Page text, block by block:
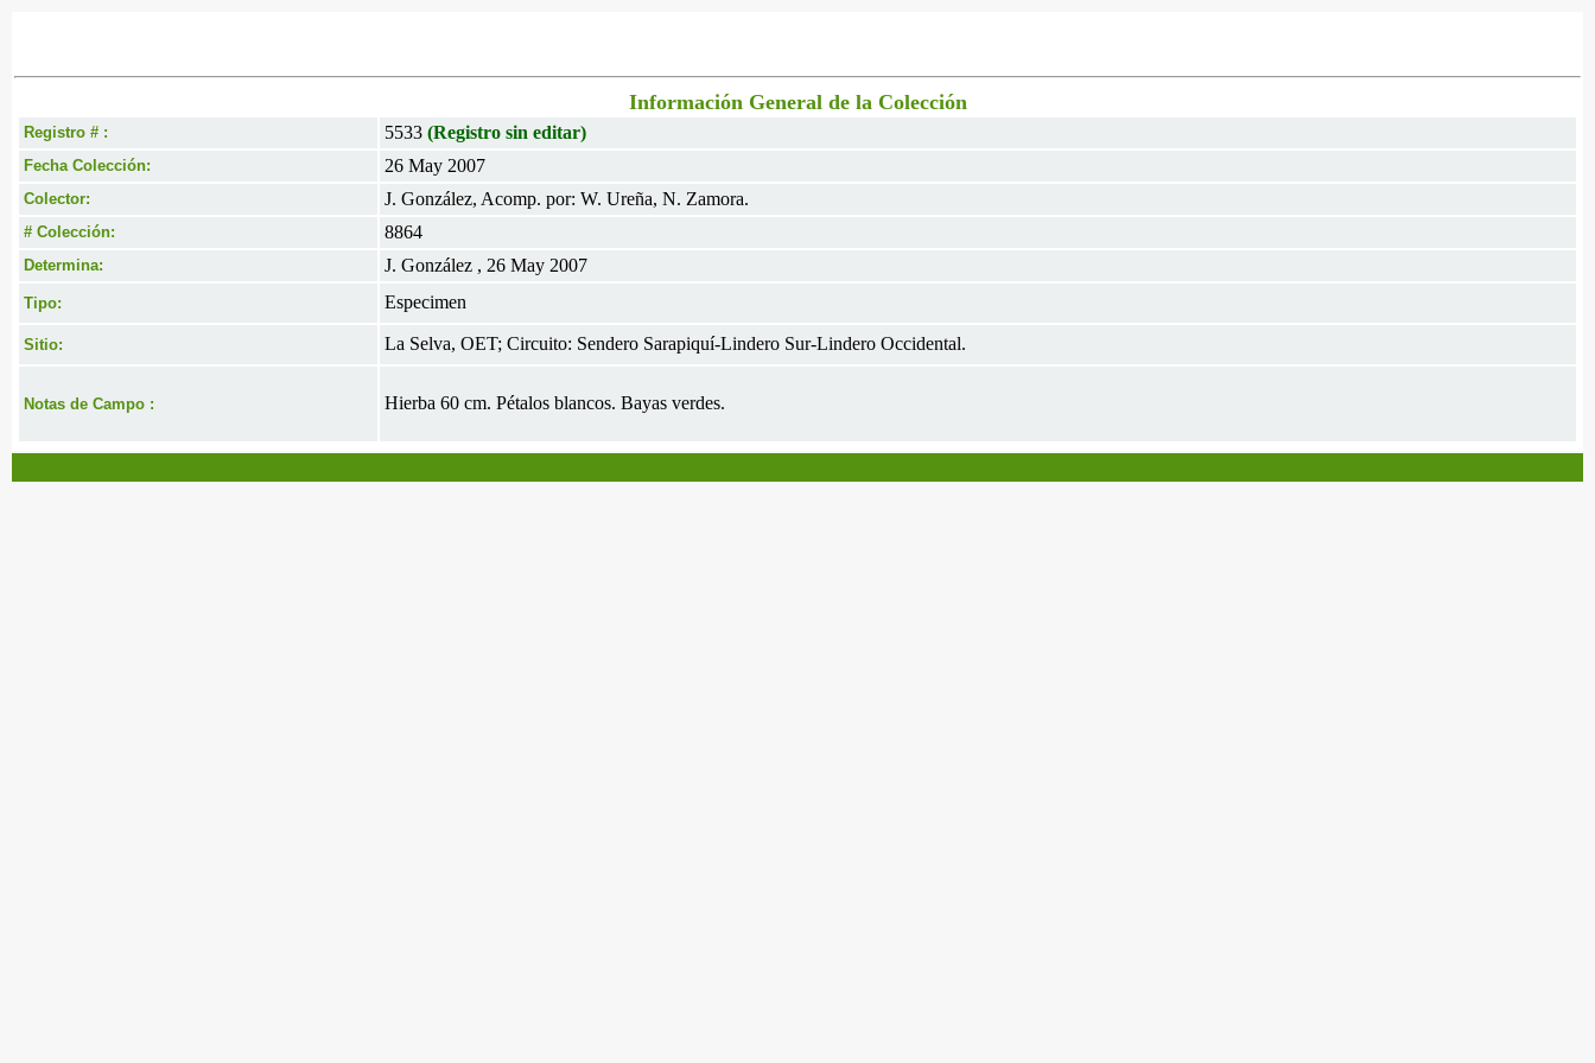
Información General de la Colección
Registro # : 5533 (Registro sin editar)
Fecha Colección: 26 May 2007
Colector: J. González, Acomp. por: W. Ureña, N. Zamora.
# Colección: 8864
Determina: J. González , 26 May 2007
Tipo: Especimen
Sitio: La Selva, OET; Circuito: Sendero Sarapiquí-Lindero Sur-Lindero Occidental.
Notas de Campo : Hierba 60 cm. Pétalos blancos. Bayas verdes.